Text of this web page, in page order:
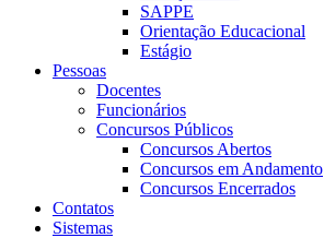
SAPPE
Orientação Educacional
Estágio
Pessoas
Docentes
Funcionários
Concursos Públicos
Concursos Abertos
Concursos em Andamento
Concursos Encerrados
Contatos
Sistemas